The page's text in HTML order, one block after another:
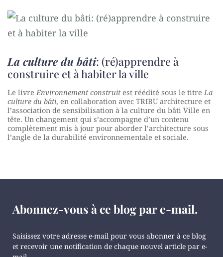
La culture du bâti: (ré)apprendre à
construire et à habiter la ville
Le livre Environnement construitest réédité sous le titre La
culture du bâti, en collaboration avec TRIBU architecture et
l’association de sensibilisation à la culture du bâti Ville en
tête. Un changement qui s’accompagne d’un contenu
complètement mis à jour pour aborder l’architecture sous
l’angle de la durabilité environnementale et sociale.
Abonnez-vous à ce blog par e-mail.
Saisissez votre adresse e-mail pour vous abonner à ce blog
et recevoir une notification de chaque nouvel article par e-